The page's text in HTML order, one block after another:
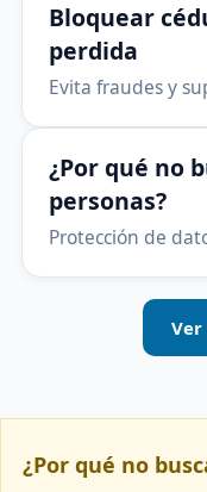
Bloquear
perdida
Evita fraudes y
¿Por qué no
personas?
Protección de
¿Por qué no